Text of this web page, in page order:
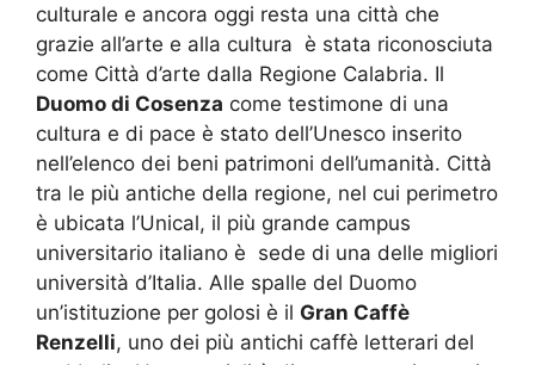
culturale e ancora oggi resta una città che
grazie all’arte e alla cultura è stata riconosciuta
come Città d’arte dalla Regione Calabria. Il
Duomo di Cosenza come testimone di una
cultura e di pace è stato dell’Unesco inserito
nell’elenco dei beni patrimoni dell’umanità. Città
tra le più antiche della regione, nel cui perimetro
è ubicata l’Unical, il più grande campus
universitario italiano è sede di una delle migliori
università d’Italia. Alle spalle del Duomo
un’istituzione per golosi è il Gran Caffè
Renzelli, uno dei più antichi caffè letterari del